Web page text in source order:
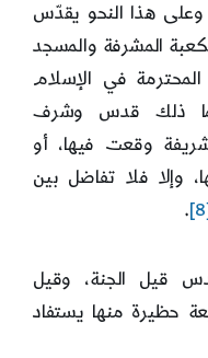
وعلى هذا النحو يقدّس
المشرفة والمسجد
المحترمة في الإسلام
ذلك قدس وشرف
وقعت فيها، أو
وإلا فلا تفاضل بين
.
قيل الجنة، وقيل
حظيرة منها يستفاد